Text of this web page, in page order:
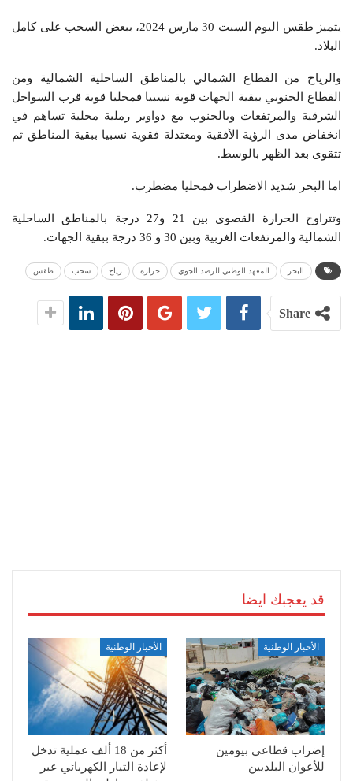
يتميز طقس اليوم السبت 30 مارس 2024، ببعض السحب على كامل
البلاد.
والرياح من القطاع الشمالي بالمناطق الساحلية الشمالية ومن
القطاع الجنوبي ببقية الجهات قوية نسبيا فمحليا قوية قرب السواحل
الشرقية والمرتفعات وبالجنوب مع دواوير رملية محلية تساهم في
انخفاض مدى الرؤية الأفقية ومعتدلة فقوية نسبيا ببقية المناطق ثم
تتقوى بعد الظهر بالوسط.
اما البحر شديد الاضطراب فمحليا مضطرب.
وتتراوح الحرارة القصوى بين 21 و27 درجة بالمناطق الساحلية
الشمالية والمرتفعات الغربية وبين 30 و 36 درجة ببقية الجهات.
البحر المعهد الوطني للرصد الجوي حرارة رياح سحب طقس
Share
قد يعجبك ايضا
الأخبار الوطنية
إضراب قطاعي بيومين
للأعوان البلديين
الأخبار الوطنية
أكثر من 18 ألف عملية تدخل
لإعادة التيار الكهربائي عبر